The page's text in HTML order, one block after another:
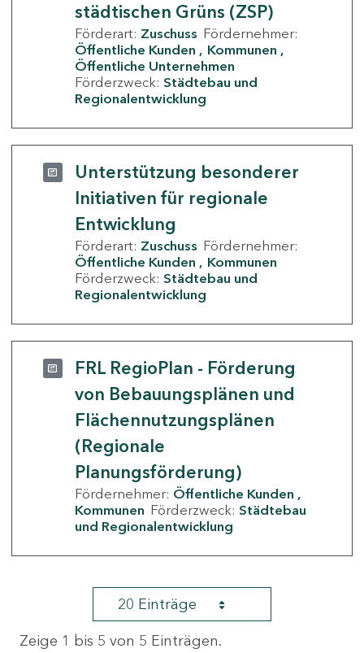
städtischen Grüns (ZSP)
Förderart: Zuschuss Fördernehmer:
Öffentliche Kunden
Kommunen
Öffentliche Unternehmen
Förderzweck: Städtebau und
Regionalentwicklung
Unterstützung besonderer
Initiativen für regionale
Entwicklung
Förderart: Zuschuss Fördernehmer:
Öffentliche Kunden
Kommunen
Förderzweck: Städtebau und
Regionalentwicklung
FRL RegioPlan - Förderung
von Bebauungsplänen und
Flächennutzungsplänen
(Regionale
Planungsförderung)
Fördernehmer: Öffentliche Kunden
Kommunen Förderzweck: Städtebau
und Regionalentwicklung
20 Einträge
Zeige 1 bis 5 von 5 Einträgen.